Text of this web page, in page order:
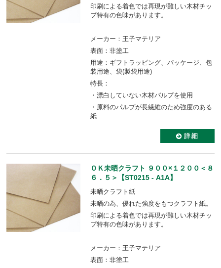
印刷による着色では再現が難しい木材チッ
プ特有の色味があります。
メーカー：王子マテリア
表面：非塗工
用途：ギフトラッピング、パッケージ、包
装用途、袋(製袋用途)
特長：
・漂白していない木材パルプを使用
・原料のパルプが長繊維のため強度のある
紙
ＯＫ未晒クラフト ９００×１２００＜８
６．５＞【ST0215 - A1A】
未晒クラフト紙
未晒の為、優れた強度をもつクラフト紙。
印刷による着色では再現が難しい木材チッ
プ特有の色味があります。
メーカー：王子マテリア
表面：非塗工